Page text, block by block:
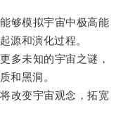
够模拟宇宙中极高能
源和演化过程。
未知的宇宙之谜，
和黑洞。
改变宇宙观念，拓宽